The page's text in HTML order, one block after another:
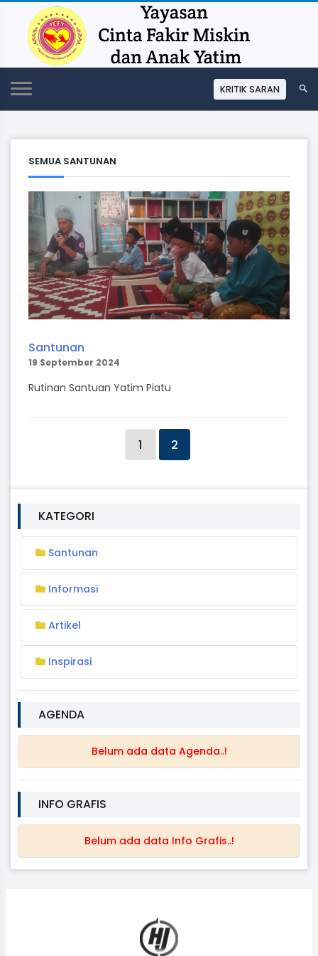
KRITIK SARAN
SEMUA SANTUNAN
Santunan
19 September 2024
Rutinan Santuan Yatim Piatu
1 2
KATEGORI
Santunan
Informasi
Artikel
Inspirasi
AGENDA
Belum ada data Agenda..!
INFO GRAFIS
Belum ada data Info Grafis..!